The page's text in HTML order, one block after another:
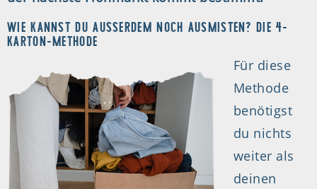
WIE KANNST DU AUSSERDEM NOCH AUSMISTEN? DIE 4-K
ARTON-METHODE
Für diese
Methode
benötigst
du nichts
weiter als
deinen